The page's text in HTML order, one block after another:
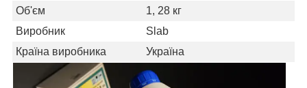
Об'єм
1, 28 кг
Виробник
Slab
Країна виробника
Україна